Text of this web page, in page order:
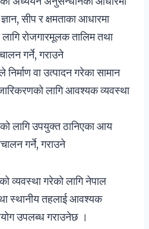
सीप र क्षमताका आधारमा
रोजगारमूलक तालिम तथा
गर्ने, गराउने
वा उत्पादन गरेका सामान
लागि आवश्यक व्यवस्था
लागि उपयुक्त ठानिएका आय
गर्ने, गराउने
व्यवस्था गरेको लागि नेपाल
स्थानीय तहलाई आवश्यक
उपलब्ध गराउनेछ ।